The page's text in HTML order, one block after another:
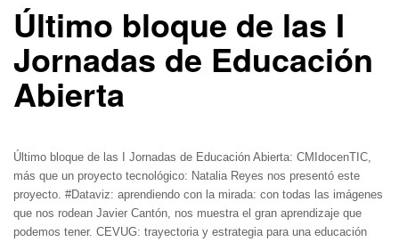
Último bloque de las I
Jornadas de Educación
Abierta
Último bloque de las I Jornadas de Educación Abierta: CMIdocenTIC,
más que un proyecto tecnológico: Natalia Reyes nos presentó este
proyecto. #Dataviz: aprendiendo con la mirada: con todas las imágenes
que nos rodean Javier Cantón, nos muestra el gran aprendizaje que
podemos tener. CEVUG: trayectoria y estrategia para una educación